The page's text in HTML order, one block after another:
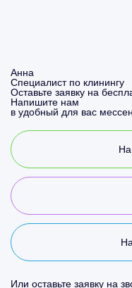
Анна
Специалист по клинингу
Оставьте заявку на
Напишите нам
в удобный для вас
Или оставьте заявку на